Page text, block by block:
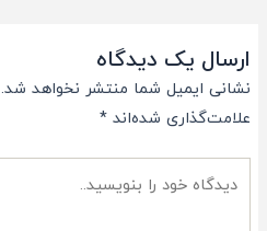
ارسال یک دیدگاه
نشانی ایمیل شما منتشر نخواهد شد.
علامت‌گذاری شده‌اند *
دیدگاه